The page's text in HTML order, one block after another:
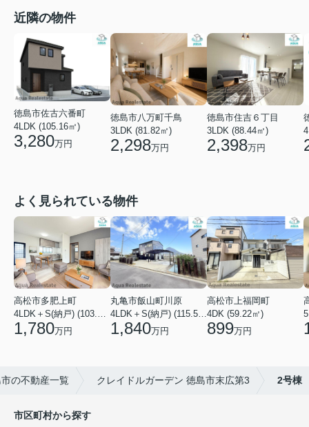
近隣の物件
徳島市佐古六番町
4LDK (105.16㎡)
3,280万円
徳島市八万町千鳥
3LDK (81.82㎡)
2,298万円
徳島市住吉６丁目
3LDK (88.44㎡)
2,398万円
よく見られている物件
高松市多肥上町
4LDK＋S(納戸) (103.51㎡)
1,780万円
丸亀市飯山町川原
4LDK＋S(納戸) (115.52㎡)
1,840万円
高松市上福岡町
4DK (59.22㎡)
899万円
の不動産一覧 クレイドルガーデン 徳島市末広第3 2号棟
市区町村から探す